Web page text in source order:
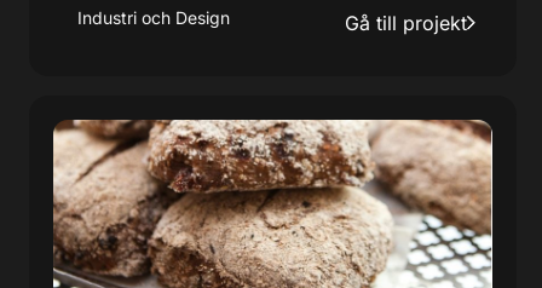
Industri och Design Gå till projekt